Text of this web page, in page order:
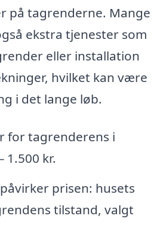
på tagrenderne. Mange
ekstra tjenester som
eller installation
hvilket kan være
i det lange løb.
for tagrenderens i
1.500 kr.
prisen: husets
tilstand, valgt